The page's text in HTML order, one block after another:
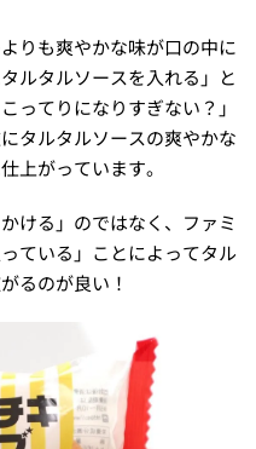
りも爽やかな味が口の中に
ルタルソースを入れる」と
ってりになりすぎない？」
タルタルソースの爽やかな
上がっています。
ける」のではなく、ファミ
ている」ことによってタル
るのが良い！